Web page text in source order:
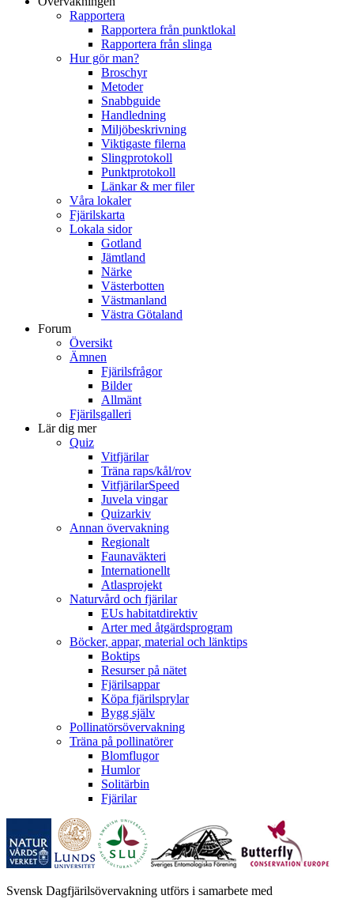
Rapportera
Rapportera från punktlokal
Rapportera från slinga
Hur gör man?
Broschyr
Metoder
Snabbguide
Handledning
Miljöbeskrivning
Viktigaste filerna
Slingprotokoll
Punktprotokoll
Länkar & mer filer
Våra lokaler
Fjärilskarta
Lokala sidor
Gotland
Jämtland
Närke
Västerbotten
Västmanland
Västra Götaland
Forum
Översikt
Ämnen
Fjärilsfrågor
Bilder
Allmänt
Fjärilsgalleri
Lär dig mer
Quiz
Vitfjärilar
Träna raps/kål/rov
VitfjärilarSpeed
Juvela vingar
Quizarkiv
Annan övervakning
Regionalt
Faunaväkteri
Internationellt
Atlasprojekt
Naturvård och fjärilar
EUs habitatdirektiv
Arter med åtgärdsprogram
Böcker, appar, material och länktips
Boktips
Resurser på nätet
Fjärilsappar
Köpa fjärilsprylar
Bygg själv
Pollinatörsövervakning
Träna på pollinatörer
Blomflugor
Humlor
Solitärbin
Fjärilar
Svensk Dagfjärilsövervakning utförs i samarbete med